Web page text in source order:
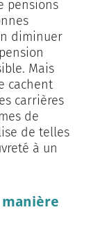
pensions
diminuer
Mais
cachent
carrières
de
de telles
à un